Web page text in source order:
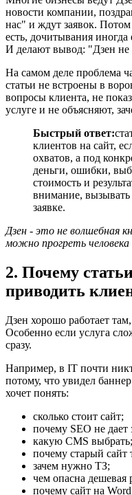
новости компании,
нас" и ждут заявок.
есть, дочитывания иногда
И делают вывод: "Дзен не
На самом деле проблема
статьи не встроены в
вопросы клиента, не
услуге и не объясняют,
Быстрый ответ:
клиентов на сайт,
охватов, а под
деньги, ошибки,
стоимость и
внимание, вызывать
заявке.
Дзен - это не волшебная
можно прогреть человека
2. Почему
приводить
Дзен хорошо работает
Особенно если услуга
сразу.
Например, в IT почти
потому, что увидел
хочет понять:
сколько стоит сайт;
почему SEO не дает
какую CMS выбрать;
почему старый сайт
зачем нужно ТЗ;
чем опасна дешевая
почему сайт на